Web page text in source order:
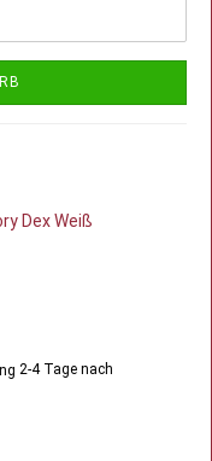
2-4 Tage nach